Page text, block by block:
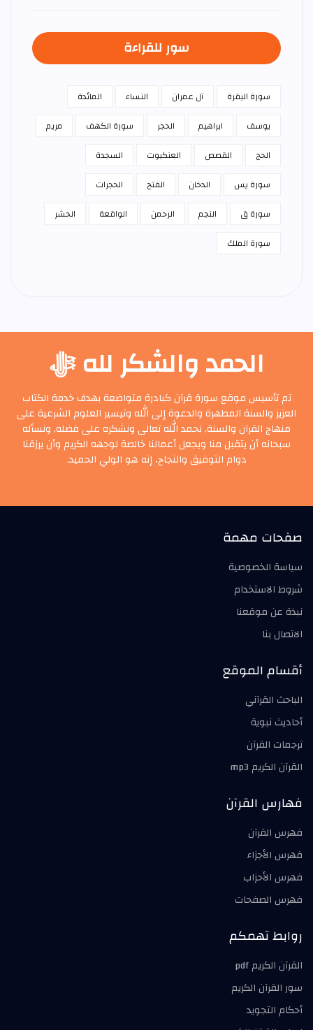
سور للقراءة
سورة البقرة آل عمران النساء
المائدة
يوسف
ابراهيم الحجر سورة الكهف
مريم
الحج
القصص العنكبوت
السجدة
سورة يس
الدخان الفتح
الحجرات
سورة ق
النجم الرحمن الواقعة
الحشر
سورة الملك
الحمد والشكر لله ﷻ
تم تأسيس موقع سورة قرآن كبادرة متواضعة بهدف خدمة الكتاب
العزيز والسنة المطهرة والدعوة إلى الله وتيسير العلوم الشرعية على
منهاج القرآن والسنة, نحمد الله تعالى ونشكره على فضله, ونسأله
سبحانه أن يتقبل منا ويجعل أعمالنا خالصة لوجهه الكريم وأن يرزقنا
دوام التوفيق والنجاح، إنه هو الولي الحميد.
صفحات مهمة
سياسة الخصوصية
شروط الاستخدام
نبذة عن موقعنا
الاتصال بنا
أقسام الموقع
الباحث القرآني
أحاديث نبوية
ترجمات القرآن
القرآن الكريم mp3
فهارس القرآن
فهرس القرآن
فهرس الأجزاء
فهرس الأحزاب
فهرس الصفحات
روابط تهمكم
القرآن الكريم pdf
سور القرآن الكريم
أحكام التجويد